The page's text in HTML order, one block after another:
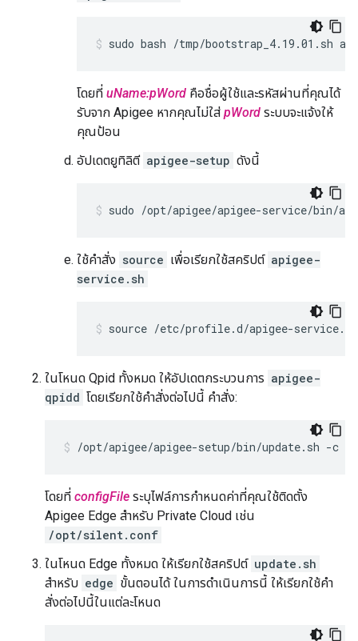
sudo bash /tmp/bootstrap_4.19.01.sh
โดยที่ uName:pWord คือชื่อผู้ใช้และรหัสผ่านที่คุณได้
รับจาก Apigee หากคุณไม่ใส่ pWord ระบบจะแจ้งให้
คุณป้อน
อัปเดตยูทิลิตี apigee-setup ดังนี้
sudo /opt/apigee/apigee-service/bin/
ใช้คำสั่ง source เพื่อเรียกใช้สคริปต์ apigee-
service.sh
source /etc/profile.d/apigee-service.sh
ในโหนด Qpid ทั้งหมด ให้อัปเดตกระบวนการ apigee-
qpidd โดยเรียกใช้คำสั่งต่อไปนี้ คำสั่ง:
/opt/apigee/apigee-setup/bin/update.sh -c
โดยที่ configFile ระบุไฟล์การกำหนดค่าที่คุณใช้ติดตั้ง
Apigee Edge สำหรับ Private Cloud เช่น
/opt/silent.conf
ในโหนด Edge ทั้งหมด ให้เรียกใช้สคริปต์ update.sh
สำหรับ edge ขั้นตอนได้ ในการดำเนินการนี้ ให้เรียกใช้คำ
สั่งต่อไปนี้ในแต่ละโหนด